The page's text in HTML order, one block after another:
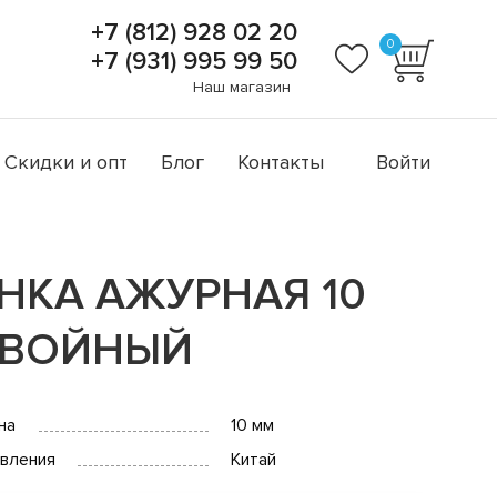
+7 (812) 928 02 20
+7 (931) 995 99 50
Наш магазин
0
Скидки и опт Блог Контакты Войти
АЖУРНАЯ 10
10 мм
Китай